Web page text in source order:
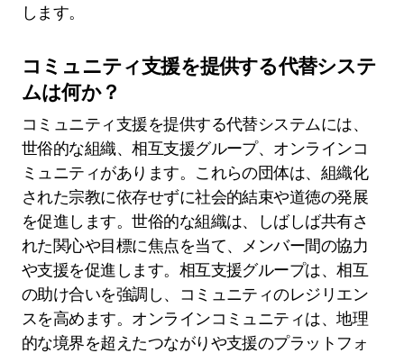
します。
コミュニティ支援を提供する代替システ
ムは何か？
コミュニティ支援を提供する代替システムには、
世俗的な組織、相互支援グループ、オンラインコ
ミュニティがあります。これらの団体は、組織化
された宗教に依存せずに社会的結束や道徳の発展
を促進します。世俗的な組織は、しばしば共有さ
れた関心や目標に焦点を当て、メンバー間の協力
や支援を促進します。相互支援グループは、相互
の助け合いを強調し、コミュニティのレジリエン
スを高めます。オンラインコミュニティは、地理
的な境界を超えたつながりや支援のプラットフォ